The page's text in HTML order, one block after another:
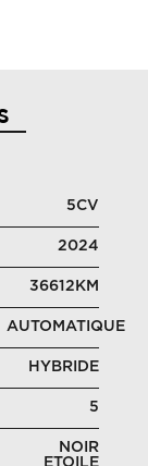
5CV
2024
36612KM
AUTOMATIQUE
HYBRIDE
5
NOIR
ETOILE